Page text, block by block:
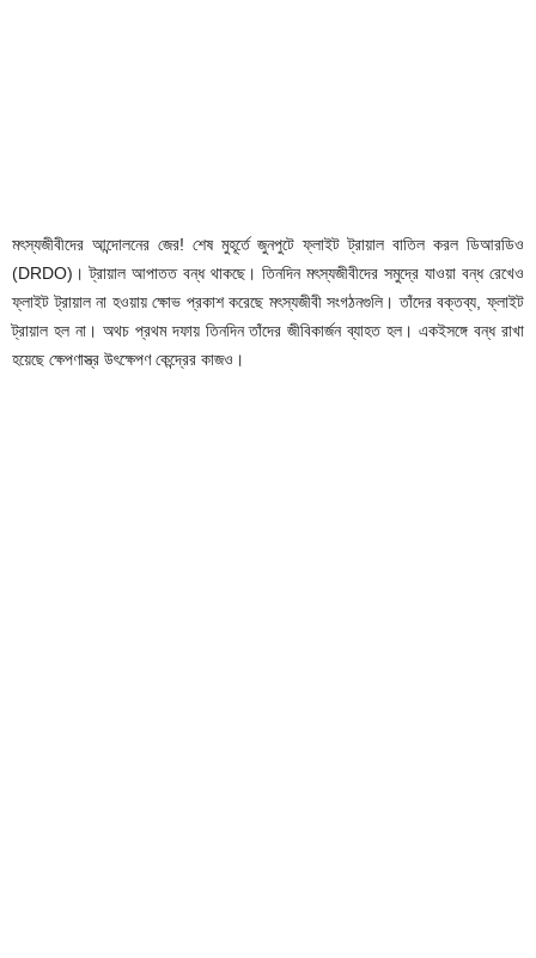
মৎস্যজীবীদের আন্দোলনের জের! শেষ মুহূর্তে জুনপুটে ফ্লাইট ট্রায়াল বাতিল করল ডিআরডিও
(DRDO)। ট্রায়াল আপাতত বন্ধ থাকছে। তিনদিন মৎস্যজীবীদের সমুদ্রে যাওয়া বন্ধ রেখেও
ফ্লাইট ট্রায়াল না হওয়ায় ক্ষোভ প্রকাশ করেছে মৎস্যজীবী সংগঠনগুলি। তাঁদের বক্তব্য, ফ্লাইট
ট্রায়াল হল না। অথচ প্রথম দফায় তিনদিন তাঁদের জীবিকার্জন ব্যাহত হল। একইসঙ্গে বন্ধ রাখা
হয়েছে ক্ষেপণাস্ত্র উৎক্ষেপণ কেন্দ্রের কাজও।